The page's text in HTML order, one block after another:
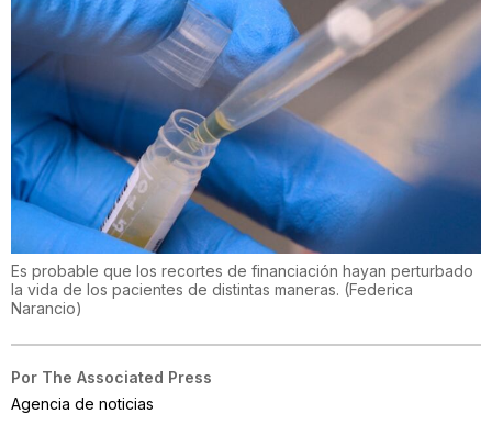
Es probable que los recortes de financiación hayan perturbado
la vida de los pacientes de distintas maneras. (Federica
Narancio)
Por The Associated Press
Agencia de noticias